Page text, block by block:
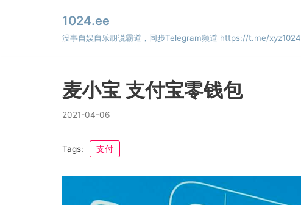
1024.ee
没事自娱自乐胡说霸道，同步Telegram频道 https://t.me/xyz1024
麦小宝 支付宝零钱包
2021-04-06
Tags: 支付